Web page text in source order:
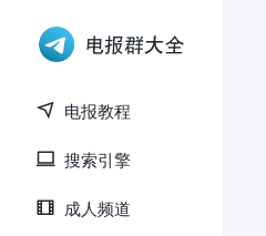
电报教程
搜索引擎
成人频道